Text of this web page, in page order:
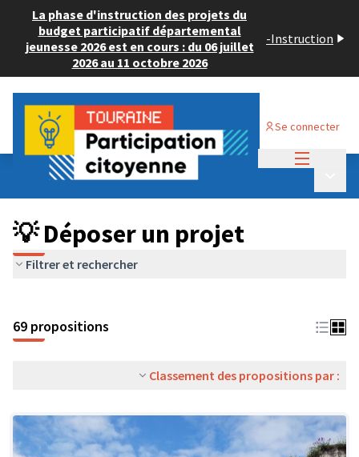
La phase d'instruction des projets du
budget participatif départemental
jeunesse 2026 est en cours : du 06 juillet
2026 au 11 octobre 2026
-Instruction
Se connecter
Budget Participatif ADULTE 2024
💡 Déposer un projet
💡 Déposer un projet
Filtrer et rechercher
69 propositions
Classement des propositions par :